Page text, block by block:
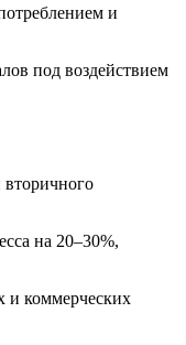
и
под воздействием
на 20–30%,
и коммерческих